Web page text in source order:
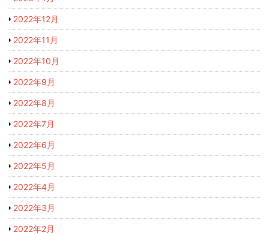
2022年12月
2022年11月
2022年10月
2022年9月
2022年8月
2022年7月
2022年6月
2022年5月
2022年4月
2022年3月
2022年2月